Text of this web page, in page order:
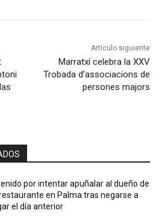
Artículo siguiente
Marratxí celebra la XXV
Trobada d’associacions de
persones majors
por intentar apuñalar al dueño de
en Palma tras negarse a
el día anterior